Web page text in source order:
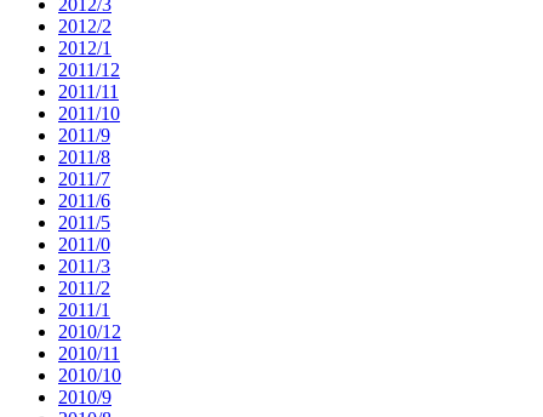
2012/2
2012/1
2011/12
2011/11
2011/10
2011/9
2011/8
2011/7
2011/6
2011/5
2011/0
2011/3
2011/2
2011/1
2010/12
2010/11
2010/10
2010/9